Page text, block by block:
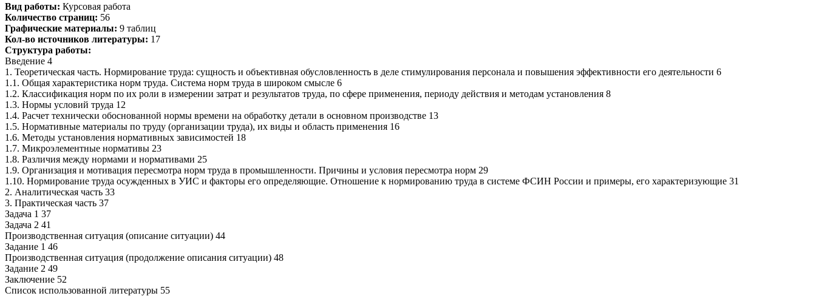
Вид работы: Курсовая работа
Количество страниц: 56
Графические материалы: 9 таблиц
Кол-во источников литературы: 17
Структура работы:
Введение 4
1. Теоретическая часть. Нормирование труда: сущность и объективная обусловленность в деле стимулирования персонала и повышения эффективности его деятельности 6
1.1. Общая характеристика норм труда. Система норм труда в широком смысле 6
1.2. Классификация норм по их роли в измерении затрат и результатов труда, по сфере применения, периоду действия и методам установления 8
1.3. Нормы условий труда 12
1.4. Расчет технически обоснованной нормы времени на обработку детали в основном производстве 13
1.5. Нормативные материалы по труду (организации труда), их виды и область применения 16
1.6. Методы установления нормативных зависимостей 18
1.7. Микроэлементные нормативы 23
1.8. Различия между нормами и нормативами 25
1.9. Организация и мотивация пересмотра норм труда в промышленности. Причины и условия пересмотра норм 29
1.10. Нормирование труда осужденных в УИС и факторы его определяющие. Отношение к нормированию труда в системе ФСИН России и примеры, его характеризующие 31
2. Аналитическая часть 33
3. Практическая часть 37
Задача 1 37
Задача 2 41
Производственная ситуация (описание ситуации) 44
Задание 1 46
Производственная ситуация (продолжение описания ситуации) 48
Задание 2 49
Заключение 52
Список использованной литературы 55